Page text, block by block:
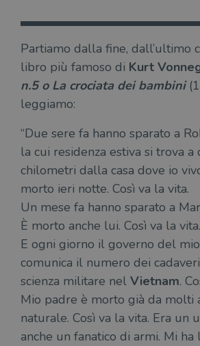
Partiamo dalla fine, dall’ultimo
libro più famoso di Kurt
n.5 o La crociata dei bambini
leggiamo:
“Due sere fa hanno sparato a
la cui residenza estiva si trova a
chilometri dalla casa dove io
morto ieri notte. Così va la vita.
Un mese fa hanno sparato a
È morto anche lui. Così va la vita.
E ogni giorno il governo del
comunica il numero dei
scienza militare nel Vietnam.
Mio padre è morto già da molti
naturale. Così va la vita. Era un
anche un fanatico di armi. Mi ha